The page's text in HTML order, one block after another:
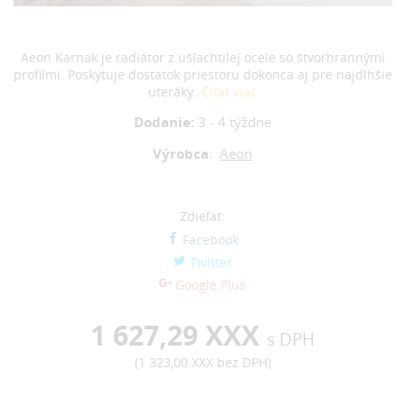
Aeon Karnak je radiátor z ušľachtilej ocele so štvorhrannými
profilmi. Poskytuje dostatok priestoru dokonca aj pre najdlhšie
uteráky. Čítať viac
Dodanie: 3 - 4 týždne
Výrobca: Aeon
Zdieľať:
Facebook
Twitter
Google Plus
1 627,29 XXX s DPH
(1 323,00 XXXbez DPH)